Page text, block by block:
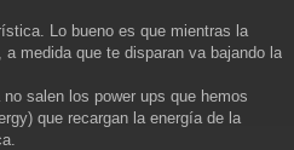
Lo bueno es que mientras la
medida que te disparan va bajando la
salen los power ups que hemos
que recargan la energía de la